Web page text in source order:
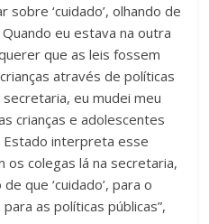
‘cuidado’, olhando de
eu estava na outra
que as leis fossem
através de políticas
eu mudei meu
crianças e adolescentes
Estado interpreta esse
os colegas lá na secretaria,
que ‘cuidado’, para o
as políticas públicas”,